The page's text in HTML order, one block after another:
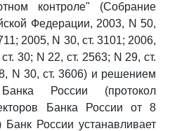
контроле" (Собрание
Федерации, 2003, N 50,
2005, N 30, ст. 3101; 2006,
30; N 22, ст. 2563; N 29, ст.
N 30, ст. 3606) и решением
России (протокол
Банка России от 8
России устанавливает